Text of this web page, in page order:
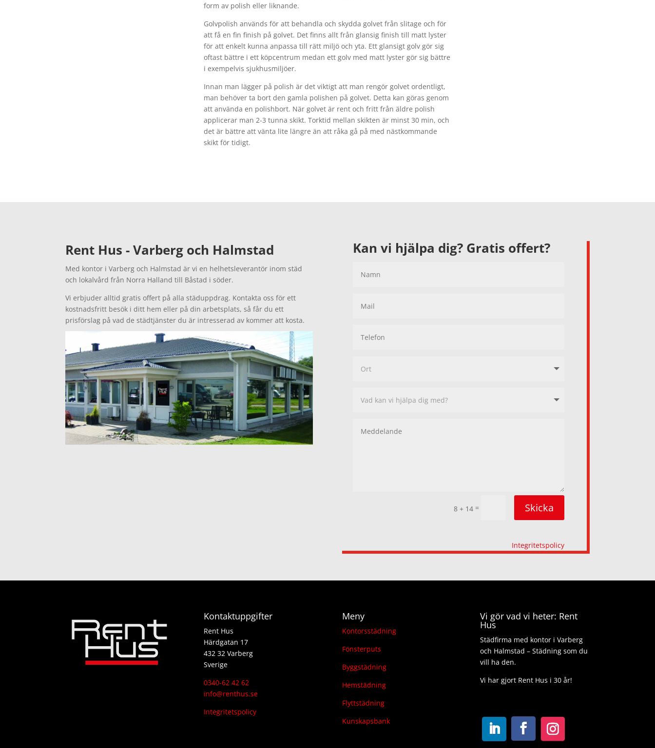
form av polish eller liknande.
Golvpolish används för att behandla och skydda golvet från slitage och för
att få en fin finish på golvet. Det finns allt från glansig finish till matt lyster
för att enkelt kunna anpassa till rätt miljö och yta. Ett glansigt golv gör sig
oftast bättre i ett köpcentrum medan ett golv med matt lyster gör sig bättre
i exempelvis sjukhusmiljöer.
Innan man lägger på polish är det viktigt att man rengör golvet ordentligt,
man behöver ta bort den gamla polishen på golvet. Detta kan göras genom
att använda en polishbort. När golvet är rent och fritt från äldre polish
applicerar man 2-3 tunna skikt. Torktid mellan skikten är minst 30 min, och
det är bättre att vänta lite längre än att råka gå på med nästkommande
skikt för tidigt.
Rent Hus - Varberg och Halmstad
Med kontor i Varberg och Halmstad är vi en helhetsleverantör inom städ
och lokalvård från Norra Halland till Båstad i söder.
Vi erbjuder alltid gratis offert på alla städuppdrag. Kontakta oss för ett
kostnadsfritt besök i ditt hem eller på din arbetsplats, så får du ett
prisförslag på vad de städtjänster du är intresserad av kommer att kosta.
Kan vi hjälpa dig? Gratis offert?
8 + 14= Skicka
Integritetspolicy
Kontaktuppgifter
Rent Hus
Härdgatan 17
432 32 Varberg
Sverige
0340-62 42 62
info@renthus.se
Integritetspolicy
Meny
Kontorsstädning
Fönsterputs
Byggstädning
Hemstädning
Flyttstädning
Kunskapsbank
Vi gör vad vi heter: Rent
Hus
Städfirma med kontor i Varberg
och Halmstad – Städning som du
vill ha den.
Vi har gjort Rent Hus i 30 år!